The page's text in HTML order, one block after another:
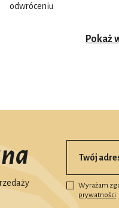
odwróceniu
Pokaż
Wyrażam
prywatności